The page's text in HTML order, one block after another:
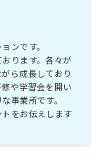
ンです。
ります。各々が
ら成長しており
や学習会を開い
事業所です。
をお伝えします